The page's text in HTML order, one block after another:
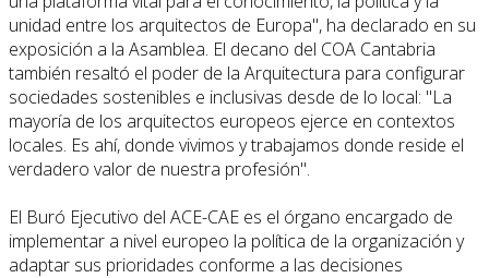
unidad entre los arquitectos de Europa", ha declarado en su
exposición a la Asamblea. El decano del COA Cantabria
también resaltó el poder de la Arquitectura para configurar
sociedades sostenibles e inclusivas desde de lo local: "La
mayoría de los arquitectos europeos ejerce en contextos
locales. Es ahí, donde vivimos y trabajamos donde reside el
verdadero valor de nuestra profesión".
El Buró Ejecutivo del ACE-CAE es el órgano encargado de
implementar a nivel europeo la política de la organización y
adaptar sus prioridades conforme a las decisiones